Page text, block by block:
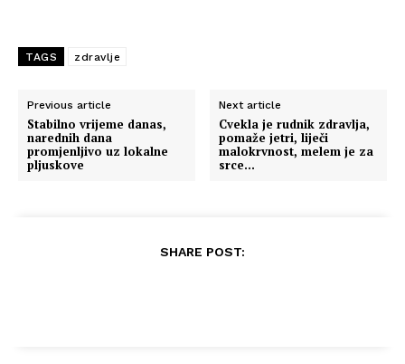
TAGS zdravlje
Previous article
Stabilno vrijeme danas,
narednih dana
promjenljivo uz lokalne
pljuskove
Next article
Cvekla je rudnik zdravlja,
pomaže jetri, liječi
malokrvnost, melem je za
srce…
SHARE POST: